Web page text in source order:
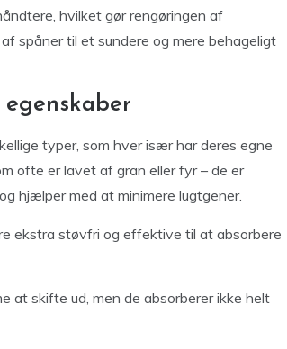
hvilket gør rengøringen af
spåner til et sundere og mere behageligt
typer, som hver især har deres egne
ofte er lavet af gran eller fyr – de er
hjælper med at minimere lugtgener.
ekstra støvfri og effektive til at absorbere
at skifte ud, men de absorberer ikke helt